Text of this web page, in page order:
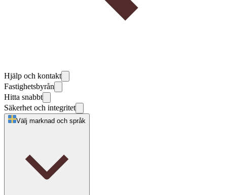
Hjälp och kontakt
Fastighetsbyrån
Hitta snabbt
Säkerhet och integritet
Välj marknad och språk